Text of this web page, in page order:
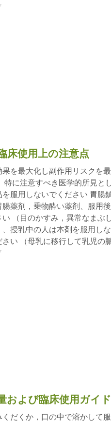
床使用上の注意点
果を最大化し副作用リスクを
特に注意すべき医学的所見と
を服用しないでください 胃腸
薬剤，乗物酔い薬剤、服用
い （目のかすみ，異常なまぶ
、授乳中の人は本剤を服用し
さい （母乳に移行して乳児の
および臨床使用ガイ
くだくか，口の中で溶かして